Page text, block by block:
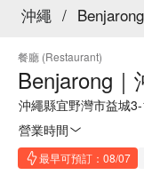
沖繩 /
餐廳 (Restaurant)
Benjarong｜
沖繩縣宜野灣市益城
營業時間
最早可預訂：08/07